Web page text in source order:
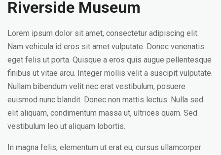
Riverside Museum
Lorem ipsum dolor sit amet, consectetur adipiscing elit.
Nam vehicula id eros sit amet vulputate. Donec venenatis
eget felis ut porta. Quisque a eros quis augue pellentesque
finibus ut vitae arcu. Integer mollis velit a suscipit vulputate.
Nullam bibendum velit nec erat vestibulum, posuere
euismod nunc blandit. Donec non mattis lectus. Nulla sed
elit aliquam, condimentum massa ut, ultrices quam. Sed
vestibulum leo ut aliquam lobortis.
In magna felis, elementum ut erat eu, cursus ullamcorper